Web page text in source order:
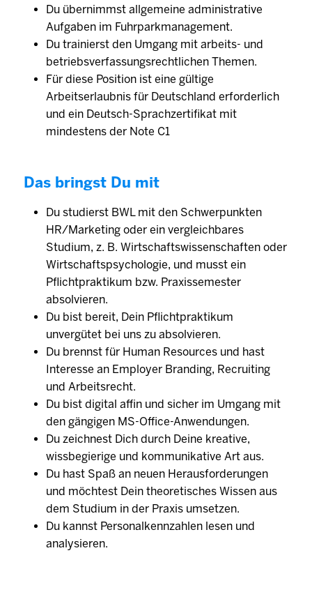
Du übernimmst allgemeine administrative
Aufgaben im Fuhrparkmanagement.
Du trainierst den Umgang mit arbeits- und
betriebsverfassungsrechtlichen Themen.
Für diese Position ist eine gültige
Arbeitserlaubnis für Deutschland erforderlich
und ein Deutsch-Sprachzertifikat mit
mindestens der Note C1
Das bringst Du mit
Du studierst BWL mit den Schwerpunkten
HR/Marketing oder ein vergleichbares
Studium, z. B. Wirtschaftswissenschaften oder
Wirtschaftspsychologie, und musst ein
Pflichtpraktikum bzw. Praxissemester
absolvieren.
Du bist bereit, Dein Pflichtpraktikum
unvergütet bei uns zu absolvieren.
Du brennst für Human Resources und hast
Interesse an Employer Branding, Recruiting
und Arbeitsrecht.
Du bist digital affin und sicher im Umgang mit
den gängigen MS-Office-Anwendungen.
Du zeichnest Dich durch Deine kreative,
wissbegierige und kommunikative Art aus.
Du hast Spaß an neuen Herausforderungen
und möchtest Dein theoretisches Wissen aus
dem Studium in der Praxis umsetzen.
Du kannst Personalkennzahlen lesen und
analysieren.